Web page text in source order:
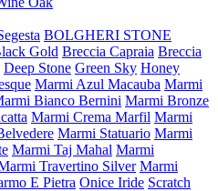
BOLGHERI STONE
Gold Breccia Capraia Breccia
Deep Stone Green Sky Honey
Marmi Azul Macauba Marmi
Bianco Bernini Marmi Bronze
Marmi Crema Marfil Marmi
Marmi Statuario Marmi
Marmi Taj Mahal Marmi
Travertino Silver Marmi
E Pietra Onice Iride Scratch